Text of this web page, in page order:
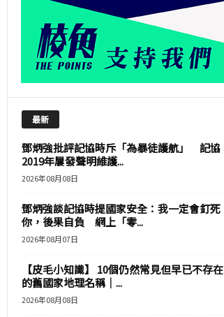
最新
鄧炳強批評記協時斥「為暴徒護航」 記協
2019年屢發聲明維護...
2026年08月08日
鄧炳強談記協時提國家安全：我一定會釘死
你，後果自負 網上「零...
2026年08月07日
【皮毛小知識】 10個仍然常見但早已不存在
的舊國家地理名稱｜...
2026年08月08日